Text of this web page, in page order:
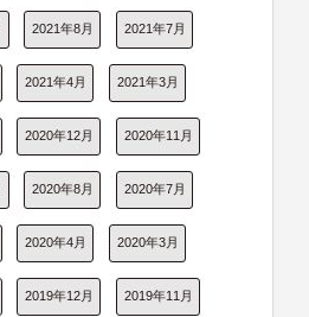
2021年8月 2021年7月
2021年4月 2021年3月
2020年12月 2020年11月
2020年8月 2020年7月
2020年4月 2020年3月
2019年12月 2019年11月